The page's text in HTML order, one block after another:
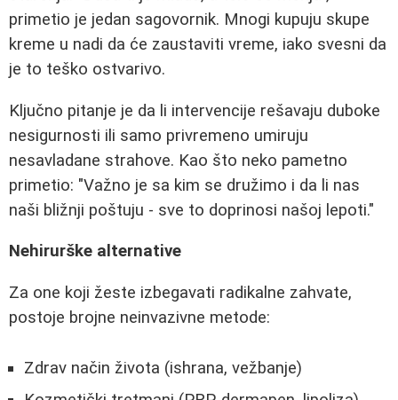
primetio je jedan sagovornik. Mnogi kupuju skupe
kreme u nadi da će zaustaviti vreme, iako svesni da
je to teško ostvarivo.
Ključno pitanje je da li intervencije rešavaju duboke
nesigurnosti ili samo privremeno umiruju
nesavladane strahove. Kao što neko pametno
primetio: "Važno je sa kim se družimo i da li nas
naši bližnji poštuju - sve to doprinosi našoj lepoti."
Nehirurške alternative
Za one koji žeste izbegavati radikalne zahvate,
postoje brojne neinvazivne metode:
Zdrav način života (ishrana, vežbanje)